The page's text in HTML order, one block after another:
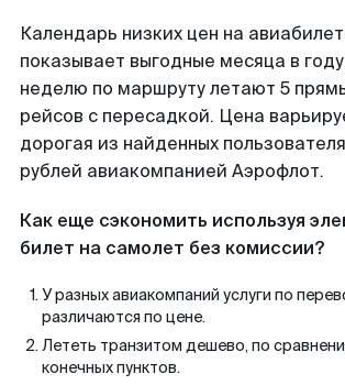
Календарь низких цен на
показывает выгодные месяца в
неделю по маршруту летают 5
рейсов с пересадкой. Цена
дорогая из найденных
рублей авиакомпанией Аэрофлот.
Как еще сэкономить используя
билет на самолет без комиссии?
У разных авиакомпаний услуги по
различаются по цене.
Лететь транзитом дешево, по
конечных пунктов.